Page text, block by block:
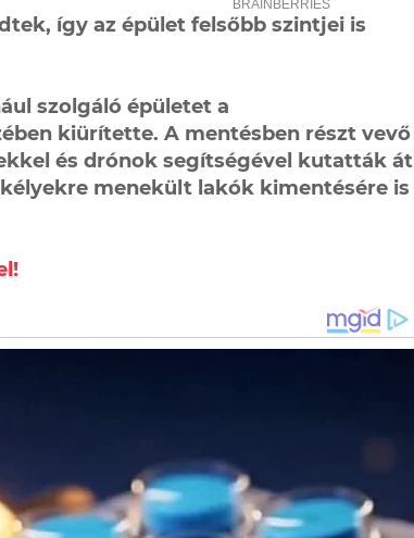
így az épület felsőbb szintjei is
szolgáló épületet a
kiürítette. A mentésben részt vevő
és drónok segítségével kutatták át
menekült lakók kimentésére is